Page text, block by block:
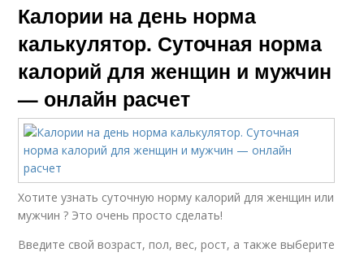
Калории на день норма
калькулятор. Суточная норма
калорий для женщин и мужчин
— онлайн расчет
Хотите узнать суточную норму калорий для женщин или
мужчин ? Это очень просто сделать!
Введите свой возраст, пол, вес, рост, а также выберите